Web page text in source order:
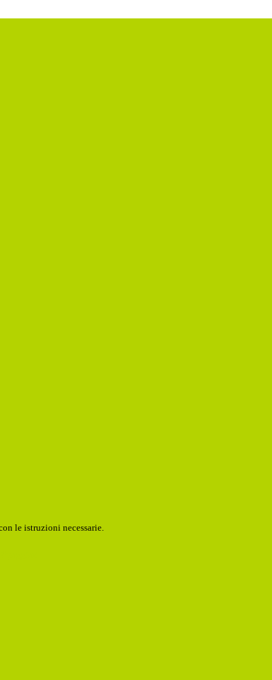
le istruzioni necessarie.